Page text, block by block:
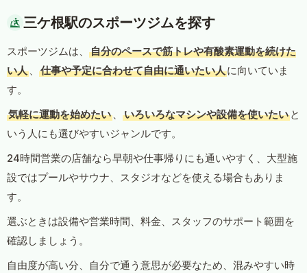
三ケ根駅のスポーツジムを探す
スポーツジムは、
自分のペースで筋トレや有酸素運動を続けた
い人 、 仕事や予定に合わせて自由に通いたい人に向いていま
す。
気軽に運動を始めたい 、 いろいろなマシンや設備を使いたい と
いう人にも選びやすいジャンルです。
24時間営業の店舗なら早朝や仕事帰りにも通いやすく、大型施
設ではプールやサウナ、スタジオなどを使える場合もありま
す。
選ぶときは設備や営業時間、料金、スタッフのサポート範囲を
確認しましょう。
自由度が高い分、自分で通う意思が必要なため、混みやすい時